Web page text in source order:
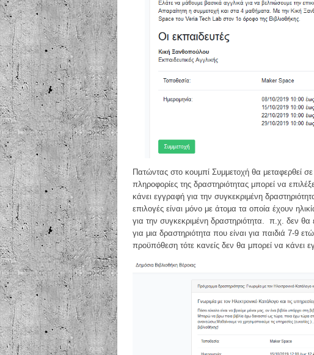
Πατώντας στο κουμπί Συμμετοχή θα μεταφερθεί
πληροφορίες της δραστηριότητας μπορεί να
κάνει εγγραφή για την συγκεκριμένη
επιλογές είναι μόνο με άτομα τα οποία έχουν
για την συγκεκριμένη δραστηριότητα. π.χ. δεν θα
για μια δραστηριότητα που είναι για παιδιά 7-9
προϋπόθεση τότε κανείς δεν θα μπορεί να κάνει